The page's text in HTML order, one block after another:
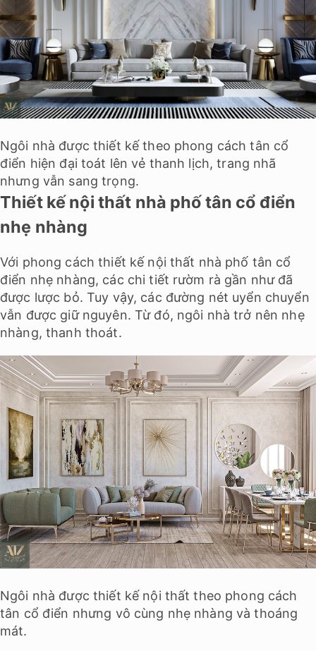
Ngôi nhà được thiết kế theo phong cách tân cổ
điển hiện đại toát lên vẻ thanh lịch, trang nhã
nhưng vẫn sang trọng.
Thiết kế nội thất nhà phố tân cổ điển
nhẹ nhàng
Với phong cách thiết kế nội thất nhà phố tân cổ
điển nhẹ nhàng, các chi tiết rườm rà gần như đã
được lược bỏ. Tuy vậy, các đường nét uyển chuyển
vẫn được giữ nguyên. Từ đó, ngôi nhà trở nên nhẹ
nhàng, thanh thoát.
Ngôi nhà được thiết kế nội thất theo phong cách
tân cổ điển nhưng vô cùng nhẹ nhàng và thoáng
mát.